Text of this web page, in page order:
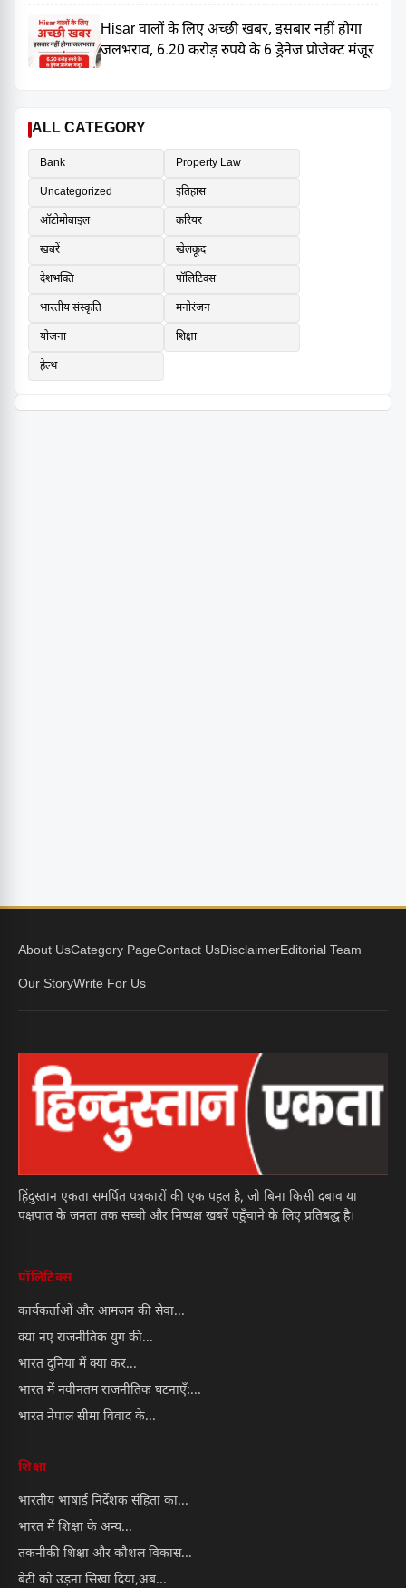
Hisar वालों के लिए अच्छी खबर, इसबार नहीं होगा
जलभराव, 6.20 करोड़ रुपये के 6 ड्रेनेज प्रोजेक्ट मंजूर
ALL CATEGORY
Bank
Property Law
Uncategorized
इतिहास
ऑटोमोबाइल
करियर
खबरें
खेलकूद
देशभक्ति
पॉलिटिक्स
भारतीय संस्कृति
मनोरंजन
योजना
शिक्षा
हेल्थ
About UsCategory PageContact UsDisclaimerEditorial Team
Our StoryWrite For Us
हिंदुस्तान एकता समर्पित पत्रकारों की एक पहल है, जो बिना किसी दबाव या
पक्षपात के जनता तक सच्ची और निष्पक्ष खबरें पहुँचाने के लिए प्रतिबद्ध है।
पॉलिटिक्स
कार्यकर्ताओं और आमजन की सेवा...
क्या नए राजनीतिक युग की...
भारत दुनिया में क्या कर...
भारत में नवीनतम राजनीतिक घटनाएँ:...
भारत नेपाल सीमा विवाद के...
शिक्षा
भारतीय भाषाई निर्देशक संहिता का...
भारत में शिक्षा के अन्य...
तकनीकी शिक्षा और कौशल विकास...
बेटी को उड़ना सिखा दिया,अब...